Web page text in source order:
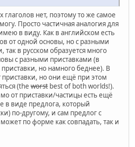
глаголов нет, поэтому то же самое
Просто частичная аналогия для
в виду. Как в английском есть
от одной основы, но с разными
в русском образуется много
с разными приставками (в
но намного беднее). В
но они ещё при этом
(the worst best of both worlds!).
от приставки/частицы есть ещё
в виде предлога, который
по-другому, и сам предлог с
по форме как совпадать, так и